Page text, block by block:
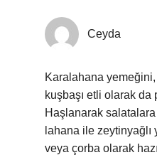
Ceyda
Karalahana
kuşbaşı etli olarak
Haşlanarak
lahana ile zeytinyağlı
veya çorba olarak